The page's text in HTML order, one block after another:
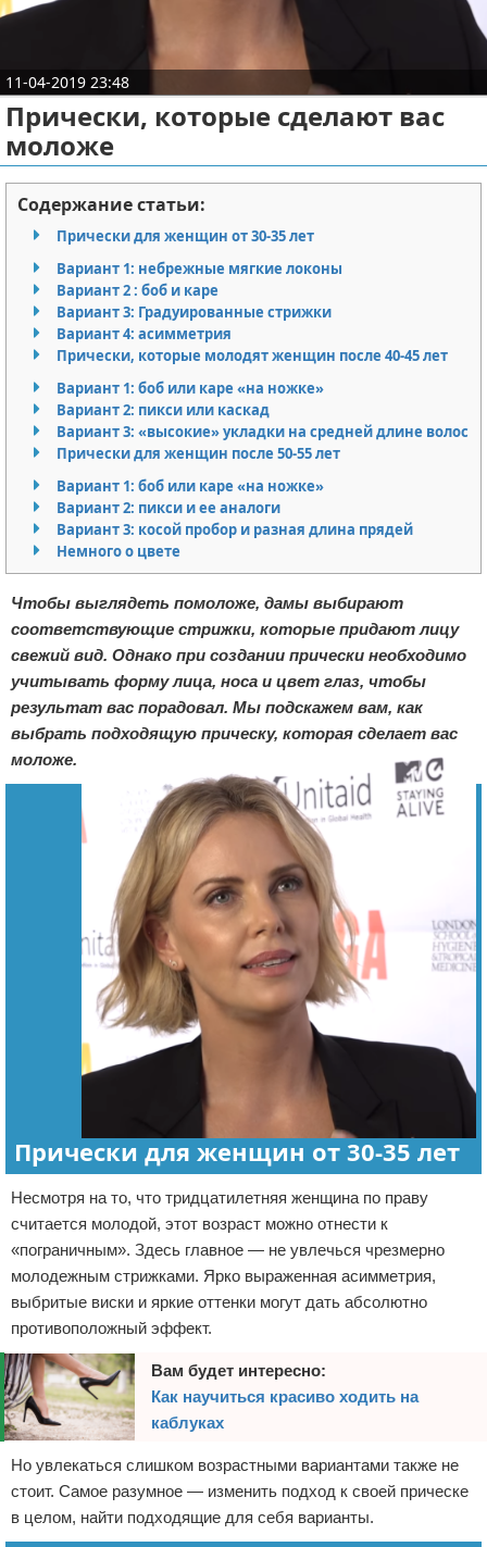
Кино и сериалы
Покупки
Мода и стиль
Отказ от ответственности
11-04-2019 23:48
Прически, которые сделают вас
моложе
Содержание статьи:
Прически для женщин от 30-35 лет
Вариант 1: небрежные мягкие локоны
Вариант 2 : боб и каре
Вариант 3: Градуированные стрижки
Вариант 4: асимметрия
Прически, которые молодят женщин после 40-45 лет
Вариант 1: боб или каре «на ножке»
Вариант 2: пикси или каскад
Вариант 3: «высокие» укладки на средней длине волос
Прически для женщин после 50-55 лет
Вариант 1: боб или каре «на ножке»
Вариант 2: пикси и ее аналоги
Вариант 3: косой пробор и разная длина прядей
Немного о цвете
Чтобы выглядеть помоложе, дамы выбирают
соответствующие стрижки, которые придают лицу
свежий вид. Однако при создании прически необходимо
учитывать форму лица, носа и цвет глаз, чтобы
результат вас порадовал. Мы подскажем вам, как
выбрать подходящую прическу, которая сделает вас
моложе.
Прически для женщин от 30-35 лет
Несмотря на то, что тридцатилетняя женщина по праву
считается молодой, этот возраст можно отнести к
«пограничным». Здесь главное — не увлечься чрезмерно
молодежным стрижками. Ярко выраженная асимметрия,
выбритые виски и яркие оттенки могут дать абсолютно
противоположный эффект.
Вам будет интересно:
Как научиться красиво ходить на
каблуках
Но увлекаться слишком возрастными вариантами также не
стоит. Самое разумное — изменить подход к своей прическе
в целом, найти подходящие для себя варианты.